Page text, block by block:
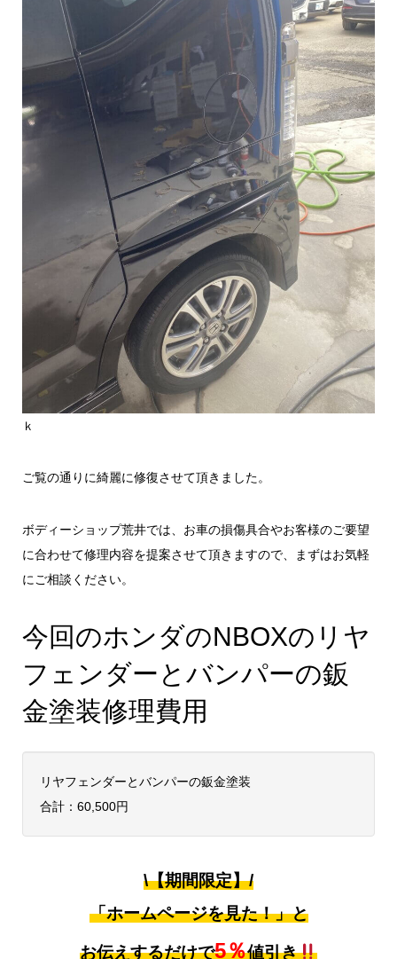
ｋ
ご覧の通りに綺麗に修復させて頂きました。
ボディーショップ荒井では、お車の損傷具合やお客様のご要望
に合わせて修理内容を提案させて頂きますので、まずはお気軽
にご相談ください。
今回のホンダのNBOXのリヤ
フェンダーとバンパーの鈑
金塗装修理費用
リヤフェンダーとバンパーの鈑金塗装
合計：60,500円
\【期間限定】/
「ホームページを見た！」と
お伝えするだけで5％値引き